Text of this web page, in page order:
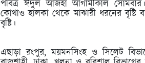
পবিত্র ঈদুল আজহা আগামীকাল
কোথাও হালকা থেকে মাঝারী ধরনের বৃষ্টি
বৃষ্টি।
এছাড়া রংপুর, ময়মনসিংহ ও সিলেট